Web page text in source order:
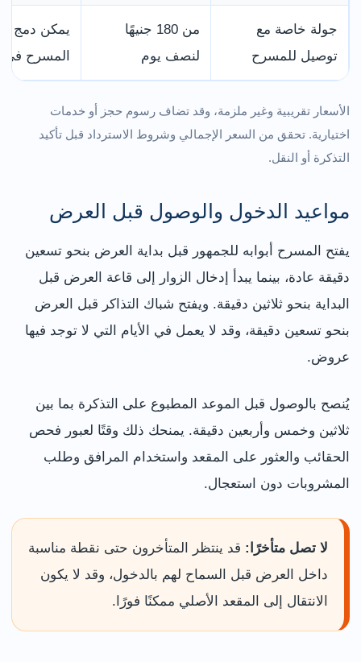
جولة خاصة مع
توصيل للمسرح
من 180 جنيهًا
لنصف يوم
يمكن دمج
المسرح في
الأسعار تقريبية وغير ملزمة، وقد تضاف رسوم حجز أو خدمات
اختيارية. تحقق من السعر الإجمالي وشروط الاسترداد قبل تأكيد
التذكرة أو النقل.
مواعيد الدخول والوصول قبل العرض
يفتح المسرح أبوابه للجمهور قبل بداية العرض بنحو تسعين
دقيقة عادة، بينما يبدأ إدخال الزوار إلى قاعة العرض قبل
البداية بنحو ثلاثين دقيقة. ويفتح شباك التذاكر قبل العرض
بنحو تسعين دقيقة، وقد لا يعمل في الأيام التي لا توجد فيها
عروض.
يُنصح بالوصول قبل الموعد المطبوع على التذكرة بما بين
ثلاثين وخمس وأربعين دقيقة. يمنحك ذلك وقتًا لعبور فحص
الحقائب والعثور على المقعد واستخدام المرافق وطلب
المشروبات دون استعجال.
لا تصل متأخرًا: قد ينتظر المتأخرون حتى نقطة مناسبة
داخل العرض قبل السماح لهم بالدخول، وقد لا يكون
الانتقال إلى المقعد الأصلي ممكنًا فورًا.